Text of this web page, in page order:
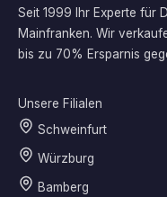
Seit 1999 Ihr Experte für
Mainfranken. Wir
bis zu 70% Ersparnis
Unsere Filialen
Schweinfurt
Würzburg
Bamberg